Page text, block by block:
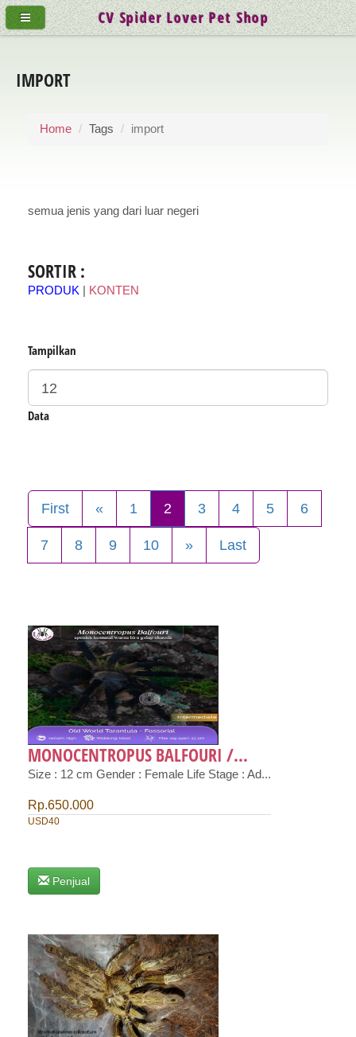
IMPORT
Home Tags import
semua jenis yang dari luar negeri
SORTIR :
PRODUK KONTEN
Tampilkan
Data
First « 1 2 3 4 5 6
7 8 9 10 » Last
MONOCENTROPUS BALFOURI /...
Size : 12 cm Gender : Female Life Stage : Ad...
Rp.650.000
USD40
Penjual
CV Spider Lover Pet Shop